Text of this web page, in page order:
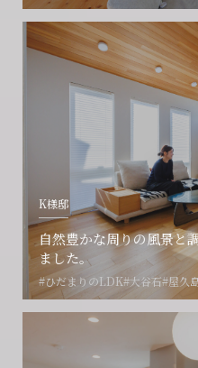
K様邸
自然豊かな周りの風景と
ました。
#ひだまりのLDK#大谷石#屋久